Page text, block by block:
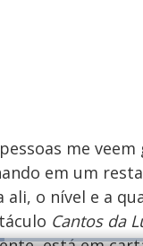
pessoas me
em um
ali, o nível e a
Cantos da